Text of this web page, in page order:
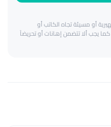
أو مسيئة تجاه الكاتب أو
يجب ألا تتضمن إهانات أو تحريضاً